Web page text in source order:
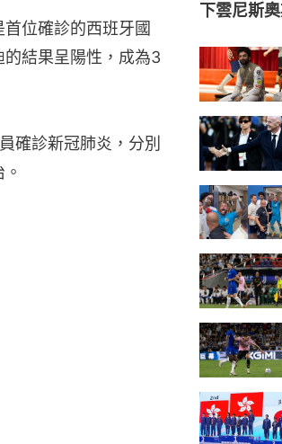
位確診的西班牙國
結果呈陽性，成為3
確診新冠肺炎，分別
下雲尼斯